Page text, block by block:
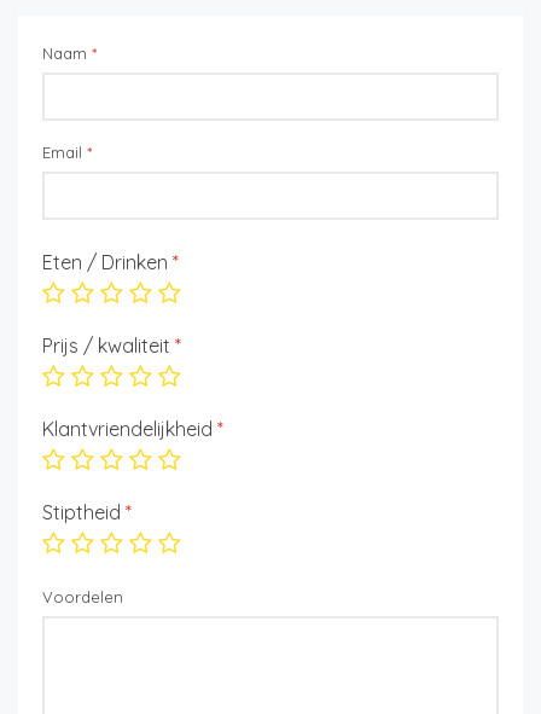
Naam *
Email *
Eten / Drinken *
Prijs / kwaliteit *
Klantvriendelijkheid *
Stiptheid *
Voordelen